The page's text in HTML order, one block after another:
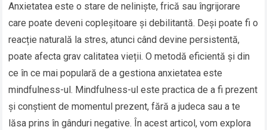
Anxietatea este o stare de neliniște, frică sau îngrijorare
care poate deveni copleșitoare și debilitantă. Deși poate fi o
reacție naturală la stres, atunci când devine persistentă,
poate afecta grav calitatea vieții. O metodă eficientă și din
ce în ce mai populară de a gestiona anxietatea este
mindfulness-ul. Mindfulness-ul este practica de a fi prezent
și conștient de momentul prezent, fără a judeca sau a te
lăsa prins în gânduri negative. În acest articol, vom explora